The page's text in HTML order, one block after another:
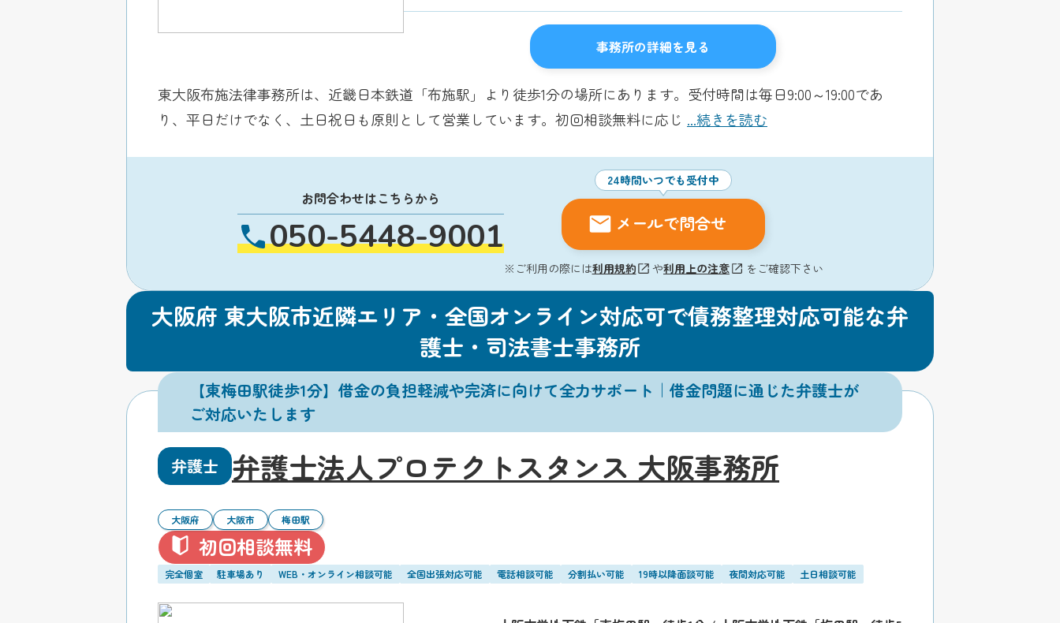
事務所の詳細を見る
東大阪布施法律事務所は、近畿日本鉄道「布施駅」より徒歩1分の場所にあります。受付時間は毎日9:00～19:00であ
り、平日だけでなく、土日祝日も原則として営業しています。初回相談無料に応じ ...続きを読む
お問合わせはこちらから
050-5448-9001
24時間いつでも受付中
メールで問合せ
※ご利用の際には利用規約 や利用上の注意 をご確認下さい
大阪府 東大阪市近隣エリア・全国オンライン対応可で債務整理対応可能な弁
護士・司法書士事務所
【東梅田駅徒歩1分】借金の負担軽減や完済に向けて全力サポート｜借金問題に通じた弁護士が
ご対応いたします
弁護士 弁護士法人プロテクトスタンス 大阪事務所
大阪府 大阪市 梅田駅
初回相談無料
完全個室 駐車場あり WEB・オンライン相談可能 全国出張対応可能 電話相談可能 分割払い可能 19時以降面談可能 夜間対応可能 土日相談可能